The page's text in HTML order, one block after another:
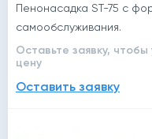
Пенонасадка ST-75 с
самообслуживания.
Оставьте заявку, чтобы
цену
Оставить заявку